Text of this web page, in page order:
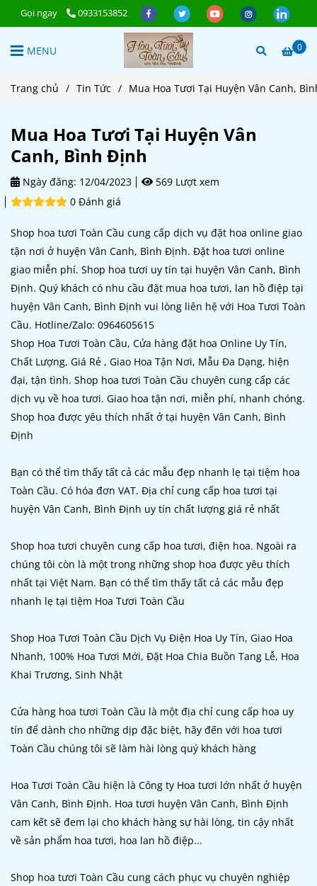
Gọi ngay 0933153852
0
MENU
Trang chủ / Tin Tức / Mua Hoa Tươi Tại Huyện Vân Canh,
Mua Hoa Tươi Tại Huyện Vân
Canh, Bình Định
Ngày đăng: 12/04/2023
569 Lượt xem
0 Đánh giá
Shop hoa tươi Toàn Cầu cung cấp dịch vụ đặt hoa online giao
tận nơi ở huyện Vân Canh, Bình Định. Đặt hoa tươi online
giao miễn phí. Shop hoa tươi uy tín tại huyện Vân Canh, Bình
Định. Quý khách có nhu cầu đặt mua hoa tươi, lan hồ điệp tại
huyện Vân Canh, Bình Định vui lòng liên hệ với Hoa Tươi Toàn
Cầu. Hotline/Zalo: 0964605615
Shop Hoa Tươi Toàn Cầu, Cửa hàng đặt hoa Online Uy Tín,
Chất Lượng, Giá Rẻ , Giao Hoa Tận Nơi, Mẫu Đa Dạng, hiện
đại, tận tình. Shop hoa tươi Toàn Cầu chuyên cung cấp các
dịch vụ về hoa tươi. Giao hoa tận nơi, miễn phí, nhanh chóng.
Shop hoa được yêu thích nhất ở tại huyện Vân Canh, Bình
Định
Bạn có thể tìm thấy tất cả các mẫu đẹp nhanh lẹ tại tiệm hoa
Toàn Cầu. Có hóa đơn VAT. Địa chỉ cung cấp hoa tươi tại
huyện Vân Canh, Bình Định uy tín chất lượng giá rẻ nhất
Shop hoa tươi chuyên cung cấp hoa tươi, điện hoa. Ngoài ra
chúng tôi còn là một trong những shop hoa được yêu thích
nhất tại Việt Nam. Bạn có thể tìm thấy tất cả các mẫu đẹp
nhanh lẹ tại tiệm Hoa Tươi Toàn Cầu
Shop Hoa Tươi Toàn Cầu Dịch Vụ Điện Hoa Uy Tín, Giao Hoa
Nhanh, 100% Hoa Tươi Mới, Đặt Hoa Chia Buồn Tang Lễ, Hoa
Khai Trương, Sinh Nhật
Cửa hàng hoa tươi Toàn Cầu là một địa chỉ cung cấp hoa uy
tín để dành cho những dịp đặc biệt, hãy đến với hoa tươi
Toàn Cầu chúng tôi sẽ làm hài lòng quý khách hàng
Hoa Tươi Toàn Cầu hiện là Công ty Hoa tươi lớn nhất ở huyện
Vân Canh, Bình Định. Hoa tươi huyện Vân Canh, Bình Định
cam kết sẽ đem lại cho khách hàng sự hài lòng, tin cậy nhất
về sản phẩm hoa tươi, hoa lan hồ điệp...
Shop hoa tươi Toàn Cầu cung cách phục vụ chuyên nghiệp